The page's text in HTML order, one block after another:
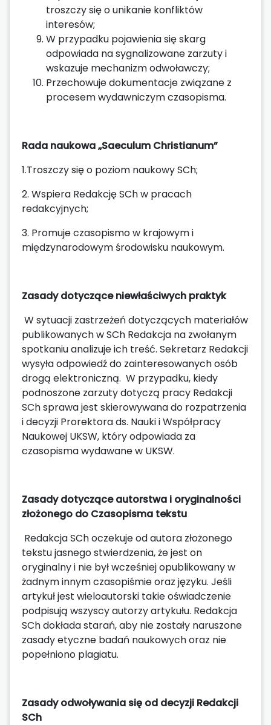
troszczy się o unikanie konfliktów
interesów;
W przypadku pojawienia się skarg
odpowiada na sygnalizowane zarzuty i
wskazuje mechanizm odwoławczy;
Przechowuje dokumentacje związane z
procesem wydawniczym czasopisma.
Rada naukowa„Saeculum Christianum”
1.Troszczy się o poziom naukowy SCh;
2. Wspiera Redakcję SCh w pracach
redakcyjnych;
3. Promuje czasopismo w krajowym i
międzynarodowym środowisku naukowym.
Zasady dotyczące niewłaściwych praktyk
W sytuacji zastrzeżeń dotyczących materiałów
publikowanych w SCh Redakcja na zwołanym
spotkaniu analizuje ich treść. Sekretarz Redakcji
wysyła odpowiedź do zainteresowanych osób
drogą elektroniczną. W przypadku, kiedy
podnoszone zarzuty dotyczą pracy Redakcji
SCh sprawa jest skierowywana do rozpatrzenia
i decyzji Prorektora ds. Nauki i Współpracy
Naukowej UKSW, który odpowiada za
czasopisma wydawane w UKSW.
Zasady dotyczące autorstwa i oryginalności
złożonego do Czasopisma tekstu
Redakcja SCh oczekuje od autora złożonego
tekstu jasnego stwierdzenia, że jest on
oryginalny i nie był wcześniej opublikowany w
żadnym innym czasopiśmie oraz języku. Jeśli
artykuł jest wieloautorski takie oświadczenie
podpisują wszyscy autorzy artykułu. Redakcja
SCh dokłada starań, aby nie zostały naruszone
zasady etyczne badań naukowych oraz nie
popełniono plagiatu.
Zasady odwoływania się od decyzji Redakcji
SCh